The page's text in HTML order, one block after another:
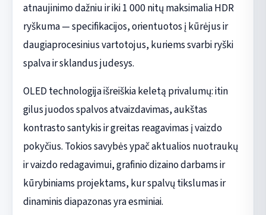
atnaujinimo dažniu ir iki 1 000 nitų maksimalia HDR
ryškuma — specifikacijos, orientuotos į kūrėjus ir
daugiaprocesinius vartotojus, kuriems svarbi ryški
spalva ir sklandus judesys.
OLED technologija išreiškia keletą privalumų: itin
gilus juodos spalvos atvaizdavimas, aukštas
kontrasto santykis ir greitas reagavimas į vaizdo
pokyčius. Tokios savybės ypač aktualios nuotraukų
ir vaizdo redagavimui, grafinio dizaino darbams ir
kūrybiniams projektams, kur spalvų tikslumas ir
dinaminis diapazonas yra esminiai.